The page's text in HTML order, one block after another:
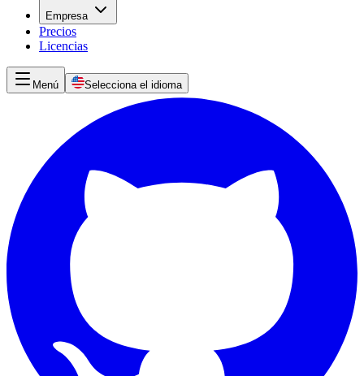
Empresa
Precios
Licencias
Menú Selecciona el idioma